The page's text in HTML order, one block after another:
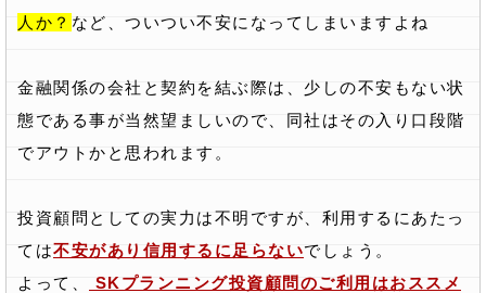
人か？ など、ついつい不安になってしまいますよね
金融関係の会社と契約を結ぶ際は、少しの不安もない状
態である事が当然望ましいので、同社はその入り口段階
でアウトかと思われます。
投資顧問としての実力は不明ですが、利用するにあたっ
ては不安があり信用するに足らないでしょう。
よって、
SKプランニング投資顧問のご利用はおススメ